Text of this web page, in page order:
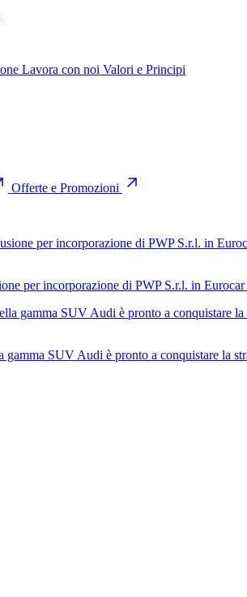
Lavora con noi Valori e Principi
Offerte e Promozioni
per incorporazione di PWP S.r.l. in
SUV Audi è pronto a conquistare la